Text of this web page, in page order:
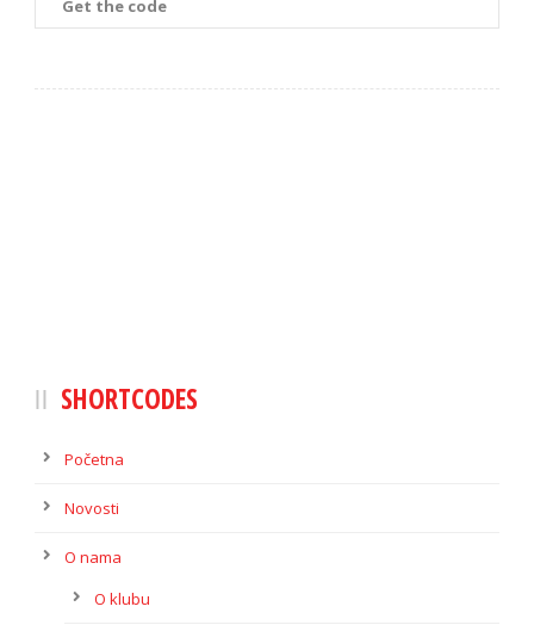
Get the code
SHORTCODES
Početna
Novosti
O nama
O klubu